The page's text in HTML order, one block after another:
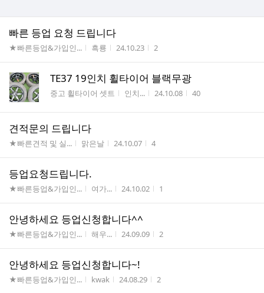
빠른 등업 요청 드립니다
게시판명
★빠른등업&가입인... 작성자
흑룡 작성시간
24.10.23 조회수
2
TE37 19인치 휠타이어 블랙무광
게시판명
중고 휠타이어 셋트 작성자
인치... 작성시간
24.10.08 조회수
40
견적문의 드립니다
게시판명
★빠른견적 및 실... 작성자
맑은날 작성시간
24.10.07 조회수
4
등업요청드립니다.
게시판명
★빠른등업&가입인... 작성자
여가... 작성시간
24.10.02 조회수
1
안녕하세요 등업신청합니다^^
게시판명
★빠른등업&가입인... 작성자
해우... 작성시간
24.09.09 조회수
2
안녕하세요 등업신청합니다~!
게시판명
★빠른등업&가입인... 작성자
kwak 작성시간
24.08.29 조회수
2